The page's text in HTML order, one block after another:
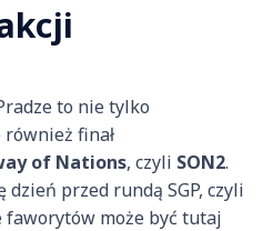
to nie tylko
finał
of Nations, czyli SON2.
przed rundą SGP, czyli
faworytów może być tutaj